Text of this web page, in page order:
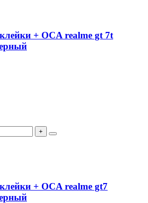
+ OCA realme gt 7t
+
+ OCA realme gt7